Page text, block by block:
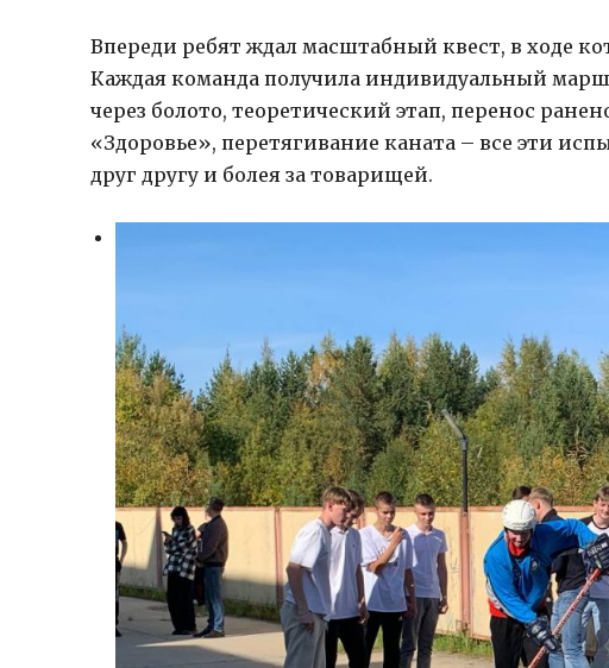
Впереди ребят ждал масштабный квест, в ходе
Каждая команда получила индивидуальный
через болото, теоретический этап, перенос
«Здоровье», перетягивание каната – все эти
друг другу и болея за товарищей.